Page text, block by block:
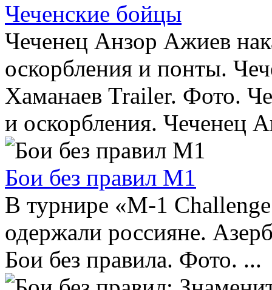
Чеченские бойцы
Чеченец Анзор Ажиев
оскорбления и понты.
Хаманаев Trailer. Фото.
и оскорбления. Чеченец
Бои без правил М1
В турнире «М-1
одержали россияне.
Бои без правила. Фото. ...